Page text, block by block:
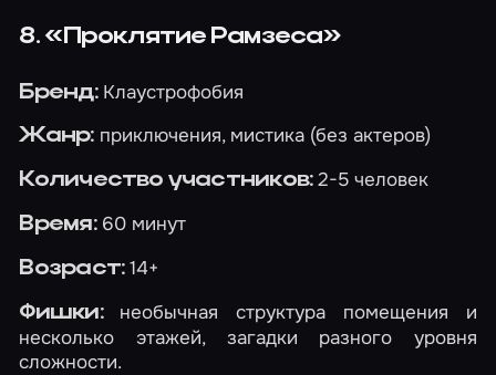
8. «Проклятие Рамзеса»
Бренд:Клаустрофобия
Жанр:приключения, мистика (без актеров)
Количество участников:2-5 человек
Время:60 минут
Возраст:14+
Фишки:необычная структура помещения и
несколько этажей, загадки разного уровня
сложности.